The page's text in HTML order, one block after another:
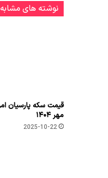
نوشته های مشابه
مهر ۱۴۰۴
2025-10-22